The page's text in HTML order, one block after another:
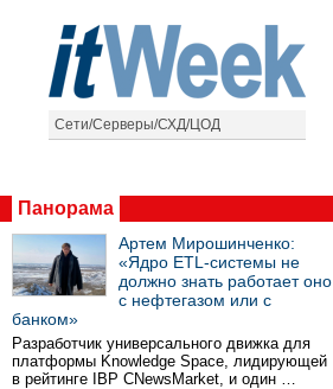
Сети/Серверы/СХД/ЦОД
Панорама
Артем Мирошинченко:
«Ядро ETL-системы не
должно знать работает оно
с нефтегазом или с
банком»
Разработчик универсального движка для
платформы Knowledge Space, лидирующей
в рейтинге IBP CNewsMarket, и один …